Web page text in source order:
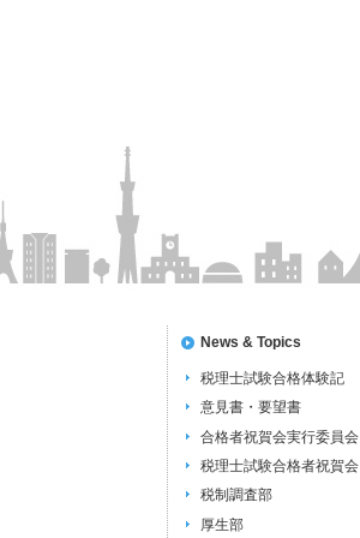
News & Topics
税理士試験合格体験記
意見書・要望書
合格者祝賀会実行委員会
税理士試験合格者祝賀会
税制調査部
厚生部